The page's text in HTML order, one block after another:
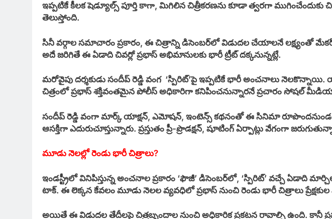
ఇప్పటికే కీలక షెడ్యూల్స్ పూర్తి కాగా, మిగిలిన చిత్రీకరణను కూడా త్వరగా ముగించేందుకు
తెలుస్తోంది.
సినీ వర్గాల సమాచారం ప్రకారం, ఈ చిత్రాన్ని డిసెంబర్‌లో విడుదల చేయాలనే లక్ష్యంతో మేకర్స్
అదే జరిగితే ఈ ఏడాది చివర్లో ప్రభాస్ అభిమానులకు భారీ ట్రీట్ దక్కనున్నట్లే.
మరోవైపు దర్శకుడు సందీప్ రెడ్డి వంగ ‘స్పిరిట్’పై ఇప్పటికే భారీ అంచనాలు నెలకొన్నాయి.
చిత్రంలో ప్రభాస్ శక్తివంతమైన పోలీస్ అధికారిగా కనిపించనున్నారనే ప్రచారం సోషల్
సందీప్ రెడ్డి వంగా మార్క్ యాక్షన్, ఎమోషన్, ఇంటెన్స్ కథనంతో ఈ సినిమా
ఆసక్తిగా ఎదురుచూస్తున్నారు. ప్రస్తుతం ప్రీ-ప్రొడక్షన్, షూటింగ్ ఏర్పాట్లు వేగంగా
మూడు నెలల్లో రెండు భారీ చిత్రాలు?
ఇండస్ట్రీలో వినిపిస్తున్న అంచనాల ప్రకారం ‘ఫౌజీ’ డిసెంబర్‌లో, ‘స్పిరిట్’ వచ్చే ఏడాది
టాక్. ఈ లెక్కన కేవలం మూడు నెలల వ్యవధిలో ప్రభాస్ నుంచి రెండు భారీ చిత్రాలు
అయితే ఈ విడుదల తేదీలపై చిత్రబృందాల నుంచి అధికారిక ప్రకటన రావాల్సి ఉంది. కానీ